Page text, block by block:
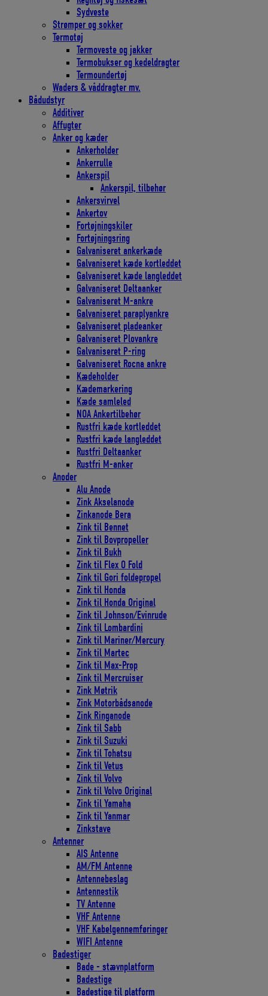
Sydveste
Strømper og sokker
Termotøj
Termoveste og jakker
Termobukser og kedeldragter
Termoundertøj
Waders & våddragter mv.
Bådudstyr
Additiver
Affugter
Anker og kæder
Ankerholder
Ankerrulle
Ankerspil
Ankerspil, tilbehør
Ankersvirvel
Ankertov
Fortøjningskiler
Fortøjningsring
Galvaniseret ankerkæde
Galvaniseret kæde kortleddet
Galvaniseret kæde langleddet
Galvaniseret Deltaanker
Galvaniseret M-ankre
Galvaniseret paraplyankre
Galvaniseret pladeanker
Galvaniseret Plovankre
Galvaniseret P-ring
Galvaniseret Rocna ankre
Kædeholder
Kædemarkering
Kæde samleled
NOA Ankertilbehør
Rustfri kæde kortleddet
Rustfri kæde langleddet
Rustfri Deltaanker
Rustfri M-anker
Anoder
Alu Anode
Zink Akselanode
Zinkanode Bera
Zink til Bennet
Zink til Bovpropeller
Zink til Bukh
Zink til Flex O Fold
Zink til Gori foldepropel
Zink til Honda
Zink til Honda Original
Zink til Johnson/Evinrude
Zink til Lombardini
Zink til Mariner/Mercury
Zink til Martec
Zink til Max-Prop
Zink til Mercruiser
Zink Møtrik
Zink Motorbådsanode
Zink Ringanode
Zink til Sabb
Zink til Suzuki
Zink til Tohatsu
Zink til Vetus
Zink til Volvo
Zink til Volvo Original
Zink til Yamaha
Zink til Yanmar
Zinkstave
Antenner
AIS Antenne
AM/FM Antenne
Antennebeslag
Antennestik
TV Antenne
VHF Antenne
VHF Kabelgennemføringer
WIFI Antenne
Badestiger
Bade - stævnplatform
Badestige
Badestige til platform